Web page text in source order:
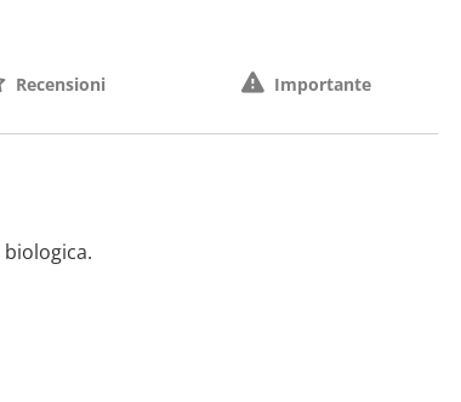
Recensioni Importante